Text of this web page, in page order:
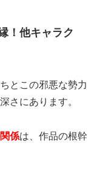
！他キャラク
とこの邪悪な勢力
さにあります。
係は、作品の根幹